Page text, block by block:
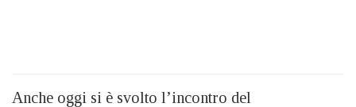
Anche oggi si è svolto l’incontro del